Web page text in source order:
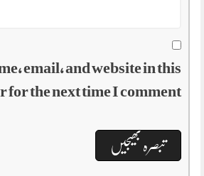
email, and website in this
for the next time I comment.